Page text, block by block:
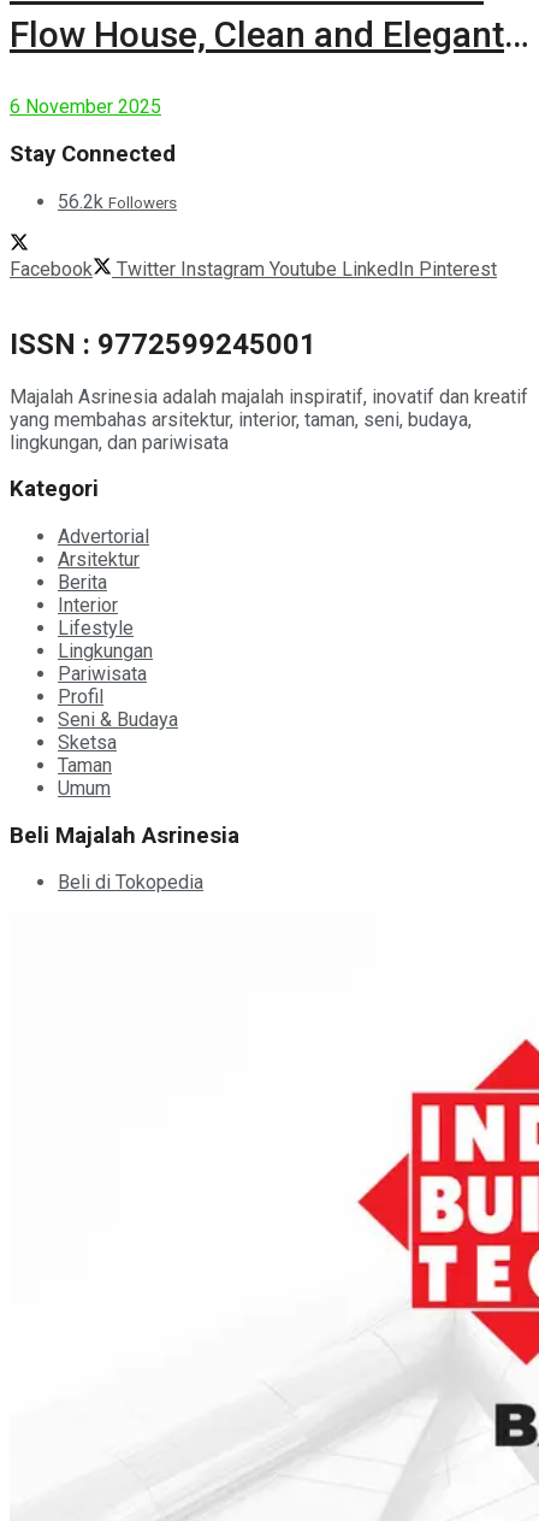
Flow House, Clean and Elegant
6 November 2025
Stay Connected
56.2k Followers
Facebook Twitter Instagram Youtube LinkedIn Pinterest
ISSN : 9772599245001
Majalah Asrinesia adalah majalah inspiratif, inovatif dan kreatif
yang membahas arsitektur, interior, taman, seni, budaya,
lingkungan, dan pariwisata
Kategori
Advertorial
Arsitektur
Berita
Interior
Lifestyle
Lingkungan
Pariwisata
Profil
Seni & Budaya
Sketsa
Taman
Umum
Beli Majalah Asrinesia
Beli di Tokopedia